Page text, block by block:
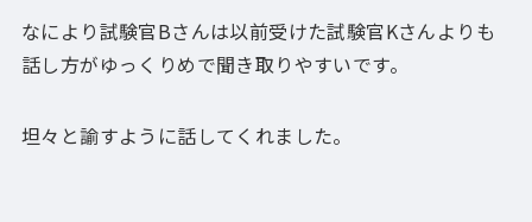
なにより試験官Bさんは以前受けた試験官Kさんよりも
話し方がゆっくりめで聞き取りやすいです。
坦々と諭すように話してくれました。